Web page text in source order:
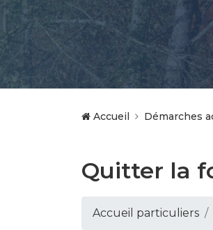
Accueil Démarches
Quitter la
Accueil particuliers